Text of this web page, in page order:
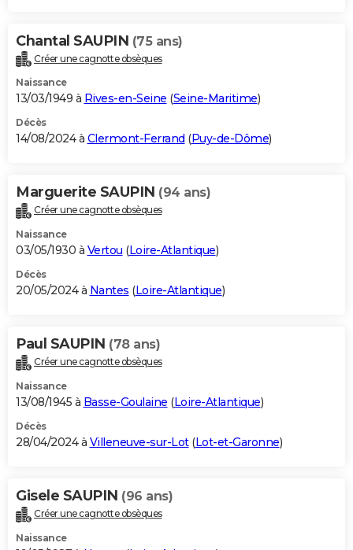
Chantal SAUPIN (75 ans)
Créer une cagnotte obsèques
Naissance
13/03/1949 à Rives-en-Seine (Seine-Maritime)
Décès
14/08/2024 à Clermont-Ferrand (Puy-de-Dôme)
Marguerite SAUPIN (94 ans)
Créer une cagnotte obsèques
Naissance
03/05/1930 à Vertou (Loire-Atlantique)
Décès
20/05/2024 à Nantes (Loire-Atlantique)
Paul SAUPIN (78 ans)
Créer une cagnotte obsèques
Naissance
13/08/1945 à Basse-Goulaine (Loire-Atlantique)
Décès
28/04/2024 à Villeneuve-sur-Lot(Lot-et-Garonne)
Gisele SAUPIN (96 ans)
Créer une cagnotte obsèques
Naissance